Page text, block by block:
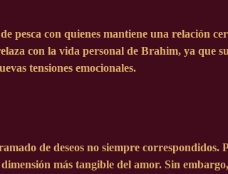
con quienes mantiene una relación
con la vida personal de Brahim, ya que
tensiones emocionales.
de deseos no siempre correspondidos.
más tangible del amor. Sin